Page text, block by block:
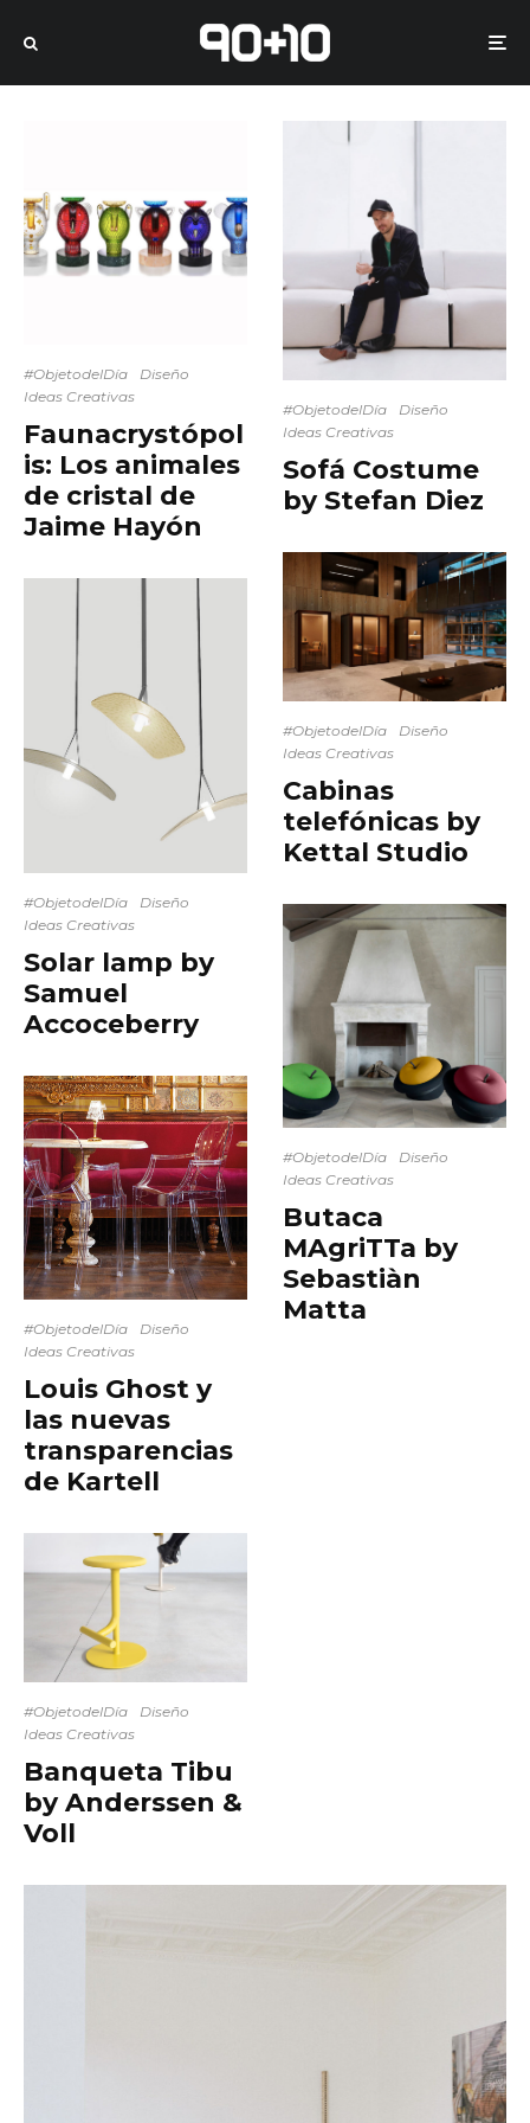
#ObjetodelDía
Diseño
Ideas Creativas
Faunacrystópol
is: Los animales
de cristal de
Jaime Hayón
#ObjetodelDía
Diseño
Ideas Creativas
Solar lamp by
Samuel
Accoceberry
#ObjetodelDía
Diseño
Ideas Creativas
Louis Ghost y
las nuevas
transparencias
de Kartell
#ObjetodelDía
Diseño
Ideas Creativas
Banqueta Tibu
by Anderssen &
Voll
#ObjetodelDía
Diseño
Ideas Creativas
Sofá Costume
by Stefan Diez
#ObjetodelDía
Diseño
Ideas Creativas
Cabinas
telefónicas by
Kettal Studio
#ObjetodelDía
Diseño
Ideas Creativas
Butaca
MAgriTTa by
Sebastiàn
Matta